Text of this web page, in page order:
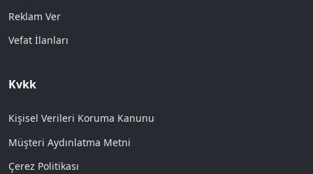
Reklam Ver
Vefat İlanları
Kvkk
Kişisel Verileri Koruma Kanunu
Müşteri Aydınlatma Metni
Çerez Politikası